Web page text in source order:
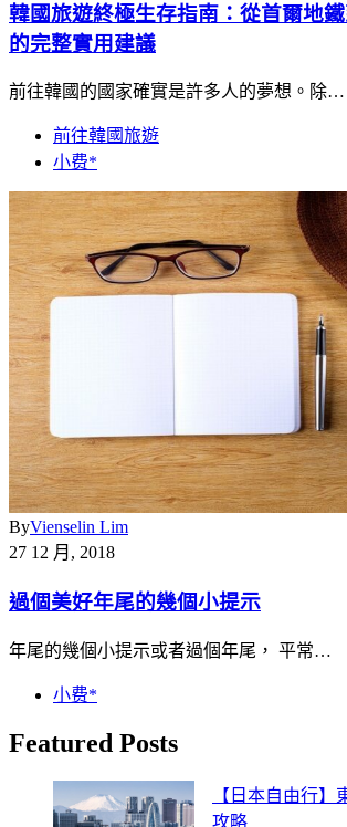
韓國旅遊終極生存指南：從首爾地
的完整實用建議
前往韓國的國家確實是許多人的夢想。除…
前往韓國旅遊
小费*
ByVienselin Lim
27 12 月, 2018
過個美好年尾的幾個小提示
年尾的幾個小提示或者過個年尾， 平常…
小费*
Featured Posts
【日本自由行】
攻略